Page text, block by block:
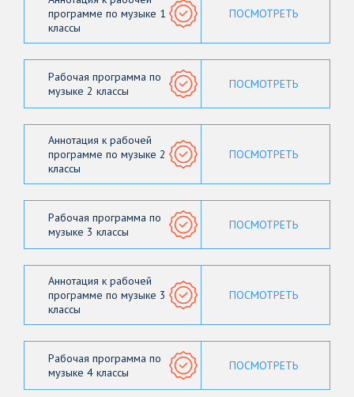
программе по музыке 1
классы
ПОСМОТРЕТЬ
Рабочая программа по
музыке 2 классы
ПОСМОТРЕТЬ
Аннотация к рабочей
программе по музыке 2
классы
ПОСМОТРЕТЬ
Рабочая программа по
музыке 3 классы
ПОСМОТРЕТЬ
Аннотация к рабочей
программе по музыке 3
классы
ПОСМОТРЕТЬ
Рабочая программа по
музыке 4 классы
ПОСМОТРЕТЬ